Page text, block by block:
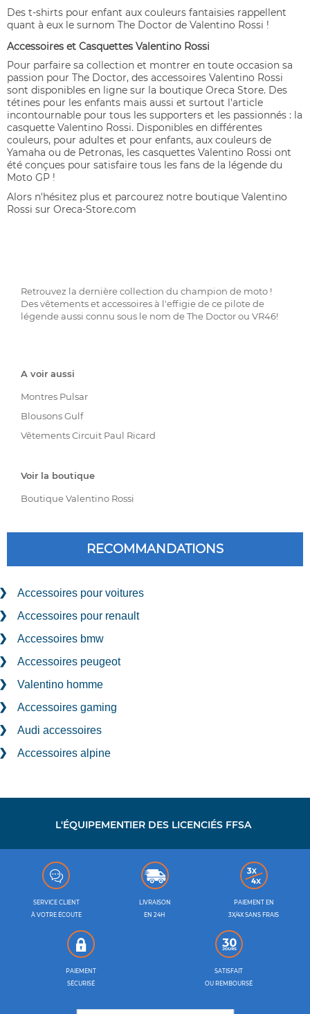
Des t-shirts pour enfant aux couleurs fantaisies rappellent
quant à eux le surnom The Doctor de Valentino Rossi !
Accessoires et Casquettes Valentino Rossi
Pour parfaire sa collection et montrer en toute occasion sa
passion pour The Doctor, des accessoires Valentino Rossi
sont disponibles en ligne sur la boutique Oreca Store. Des
tétines pour les enfants mais aussi et surtout l'article
incontournable pour tous les supporters et les passionnés : la
casquette Valentino Rossi. Disponibles en différentes
couleurs, pour adultes et pour enfants, aux couleurs de
Yamaha ou de Petronas, les casquettes Valentino Rossi ont
été conçues pour satisfaire tous les fans de la légende du
Moto GP !
Alors n'hésitez plus et parcourez notre boutique Valentino
Rossi sur Oreca-Store.com
Retrouvez la dernière collection du champion de moto !
Des vêtements et accessoires à l'effigie de ce pilote de
légende aussi connu sous le nom de The Doctor ou VR46!
A voir aussi
Montres Pulsar
Blousons Gulf
Vêtements Circuit Paul Ricard
Voir la boutique
Boutique Valentino Rossi
RECOMMANDATIONS
Accessoires pour voitures
Accessoires pour renault
Accessoires bmw
Accessoires peugeot
Valentino homme
Accessoires gaming
Audi accessoires
Accessoires alpine
L'ÉQUIPEMENTIER DES LICENCIÉS FFSA
SERVICE CLIENT
À VOTRE ÉCOUTE
LIVRAISON
EN 24H
PAIEMENT EN
3X/4X SANS FRAIS
PAIEMENT
SÉCURISÉ
SATISFAIT
OU REMBOURSÉ